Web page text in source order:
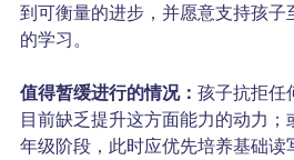
到可衡量的进步，并愿意支持孩子
的学习。
值得暂缓进行的情况： 孩子抗拒任
目前缺乏提升这方面能力的动力
年级阶段，此时应优先培养基础读